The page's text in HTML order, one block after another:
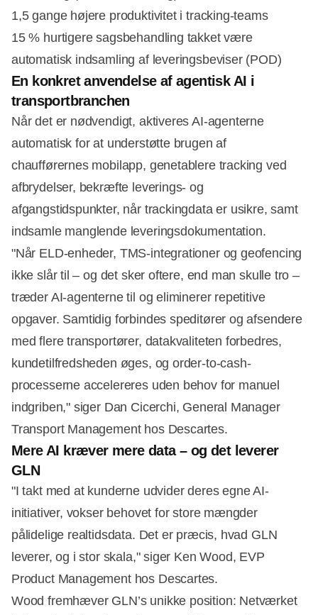
1,5 gange højere produktivitet i tracking-teams
15 % hurtigere sagsbehandling takket være
automatisk indsamling af leveringsbeviser (POD)
En konkret anvendelse af agentisk AI i
transportbranchen
Når det er nødvendigt, aktiveres AI-agenterne
automatisk for at understøtte brugen af
chaufførernes mobilapp, genetablere tracking ved
afbrydelser, bekræfte leverings- og
afgangstidspunkter, når trackingdata er usikre, samt
indsamle manglende leveringsdokumentation.
"Når ELD-enheder, TMS-integrationer og geofencing
ikke slår til – og det sker oftere, end man skulle tro –
træder AI-agenterne til og eliminerer repetitive
opgaver. Samtidig forbindes speditører og afsendere
med flere transportører, datakvaliteten forbedres,
kundetilfredsheden øges, og order-to-cash-
processerne accelereres uden behov for manuel
indgriben," siger Dan Cicerchi, General Manager
Transport Management hos Descartes.
Mere AI kræver mere data – og det leverer
GLN
"I takt med at kunderne udvider deres egne AI-
initiativer, vokser behovet for store mængder
pålidelige realtidsdata. Det er præcis, hvad GLN
leverer, og i stor skala," siger Ken Wood, EVP
Product Management hos Descartes.
Wood fremhæver GLN’s unikke position: Netværket